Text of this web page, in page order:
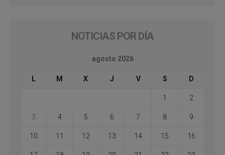
NOTICIAS POR DÍA
agosto 2026
L M X J V S D
1 2
3 4 5 6 7 8 9
10 11 12 13 14 15 16